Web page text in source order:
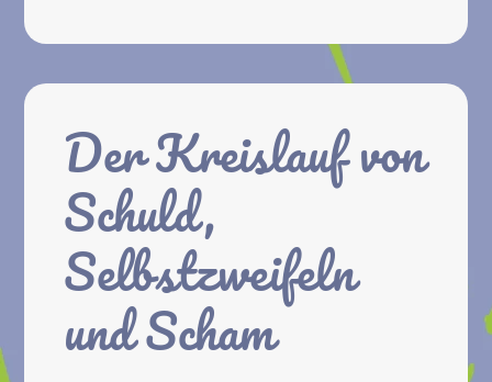
Der Kreislauf von
Schuld,
Selbstzweifeln
und Scham